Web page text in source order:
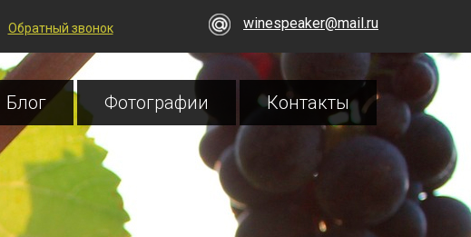
Обратный звонок winespeaker@mail.ru
Блог Фотографии Контакты